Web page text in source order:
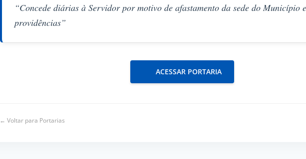
“Concede diárias à Servidor por motivo de afastamento da sede do Município
providências”
ACESSAR PORTARIA
← Voltar para Portarias